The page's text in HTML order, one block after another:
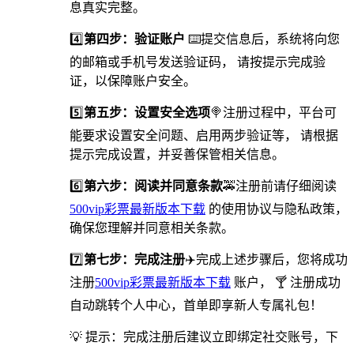
息真实完整。
4️⃣第四步：验证账户 ⌨️提交信息后，系统将向您
的邮箱或手机号发送验证码， 请按提示完成验
证，以保障账户安全。
5️⃣第五步：设置安全选项🍭️注册过程中，平台可
能要求设置安全问题、启用两步验证等， 请根据
提示完成设置，并妥善保管相关信息。
6️⃣第六步：阅读并同意条款🚕注册前请仔细阅读
500vip彩票最新版本下载 的使用协议与隐私政策，
确保您理解并同意相关条款。
7️⃣第七步：完成注册✈️完成上述步骤后，您将成功
注册500vip彩票最新版本下载 账户， 🍸 注册成功
自动跳转个人中心，首单即享新人专属礼包！
💡 提示：完成注册后建议立即绑定社交账号，下